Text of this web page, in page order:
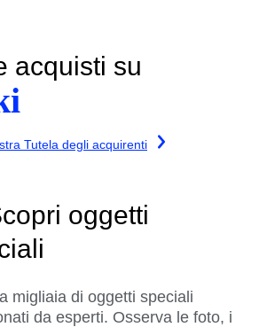
acquisti su
Tutela degli acquirenti
oggetti
migliaia di oggetti speciali
da esperti. Osserva le foto, i